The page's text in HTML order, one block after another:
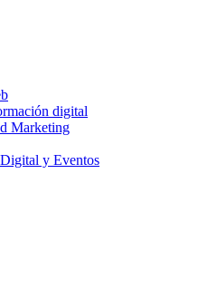
digital
Marketing
y Eventos